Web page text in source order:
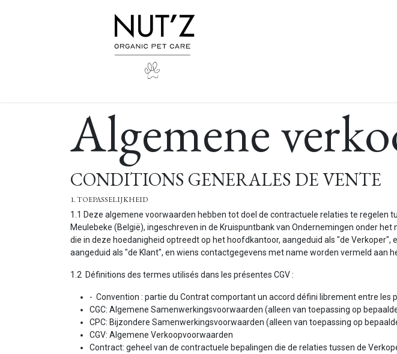
Algemene
CONDITIONS GENERALES DE VENTE
1. TOEPASSELIJKHEID
1.1 Deze algemene voorwaarden hebben tot doel de contractuele relaties te regelen
Meulebeke (België), ingeschreven in de Kruispuntbank van Ondernemingen onder
die in deze hoedanigheid optreedt op het hoofdkantoor, aangeduid als "de
aangeduid als "de Klant", en wiens contactgegevens met name worden vermeld aan
1.2 Définitions des termes utilisés dans les présentes CGV :
- Convention : partie du Contrat comportant un accord défini librement entre les
CGC: Algemene Samenwerkingsvoorwaarden (alleen van toepassing op
CPC: Bijzondere Samenwerkingsvoorwaarden (alleen van toepassing op
CGV: Algemene Verkoopvoorwaarden
Contract: geheel van de contractuele bepalingen die de relaties tussen de